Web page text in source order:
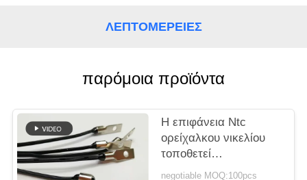
PRIVACY
POLICY
ΛΕΠΤΟΜΈΡΕΙΕΣ
παρόμοια προϊόντα
Η επιφάνεια Ntc
ορείχαλκου νικελίου
τοποθετεί
μετακινούμενο
negotiable MOQ:100pcs